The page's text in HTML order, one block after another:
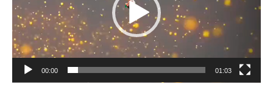
00:00 01:03